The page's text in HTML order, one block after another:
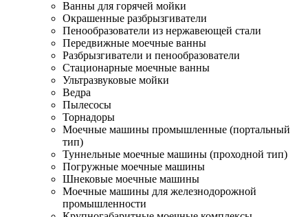
Ванны для горячей мойки
Окрашенные разбрызгиватели
Пенообразователи из нержавеющей стали
Передвижные моечные ванны
Разбрызгиватели и пенообразователи
Стационарные моечные ванны
Ультразвуковые мойки
Ведра
Пылесосы
Торнадоры
Моечные машины промышленные (портальный
тип)
Туннельные моечные машины (проходной тип)
Погружные моечные машины
Шнековые моечные машины
Моечные машины для железнодорожной
промышленности